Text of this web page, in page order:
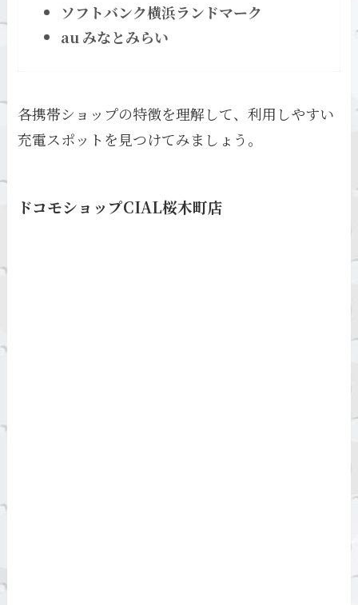
ソフトバンク横浜ランドマーク
au みなとみらい
各携帯ショップの特徴を理解して、利用しやすい
充電スポットを見つけてみましょう。
ドコモショップCIAL桜木町店